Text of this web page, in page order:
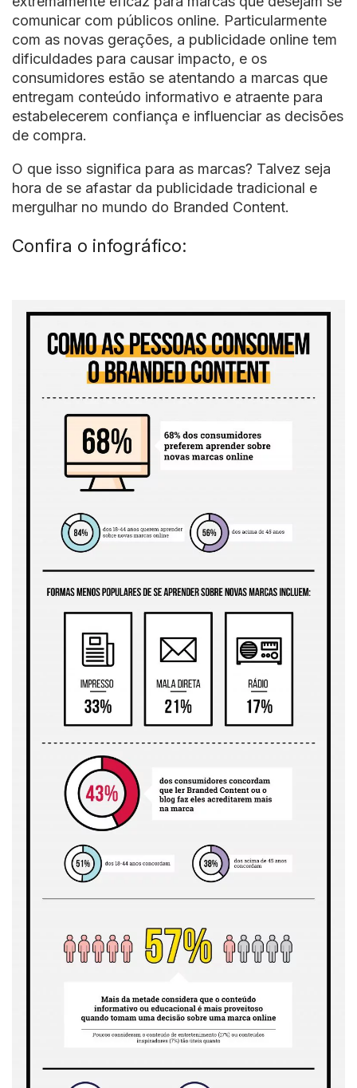
comunicar com públicos online. Particularmente
com as novas gerações, a publicidade online tem
dificuldades para causar impacto, e os
consumidores estão se atentando a marcas que
entregam conteúdo informativo e atraente para
estabelecerem confiança e influenciar as decisões
de compra.
O que isso significa para as marcas? Talvez seja
hora de se afastar da publicidade tradicional e
mergulhar no mundo do Branded Content.
Confira o infográfico: